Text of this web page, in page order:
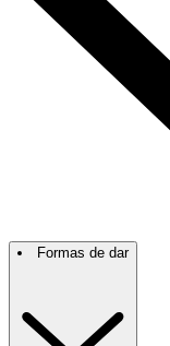
Formas de dar